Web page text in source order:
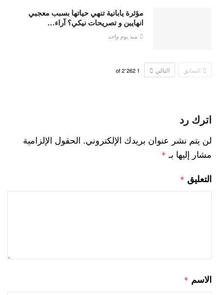
مؤثرة يابانية تنهي حياتها بسبب معجبي
انهايبن و تصريحات نيكي؟ آراء…
منذ يوم واحد
السابق التالي 1 2٬262
اترك رد
لن يتم نشر عنوان بريدك الإلكتروني. الحقول الإلزامية
مشار إليها بـ *
التعليق *
الاسم *